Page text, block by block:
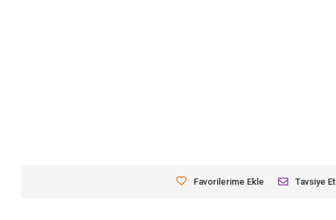
Favorilerime Ekle Tavsiye Et